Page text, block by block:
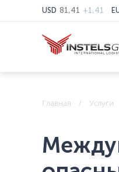
USD 81,41 +1,41
Главная Услуги